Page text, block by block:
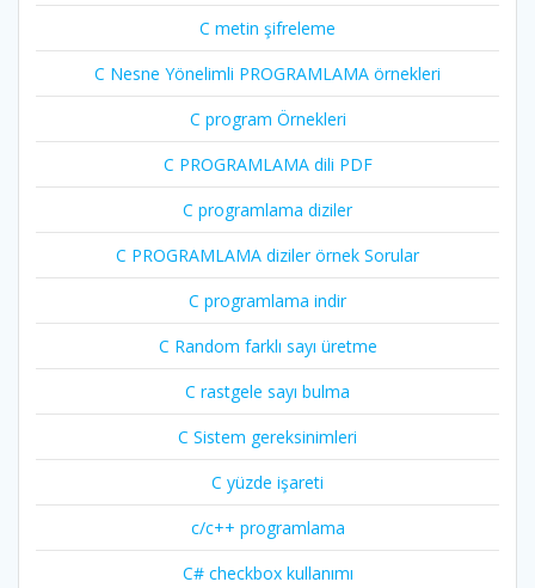
C metin şifreleme
C Nesne Yönelimli PROGRAMLAMA örnekleri
C program Örnekleri
C PROGRAMLAMA dili PDF
C programlama diziler
C PROGRAMLAMA diziler örnek Sorular
C programlama indir
C Random farklı sayı üretme
C rastgele sayı bulma
C Sistem gereksinimleri
C yüzde işareti
c/c++ programlama
C# checkbox kullanımı